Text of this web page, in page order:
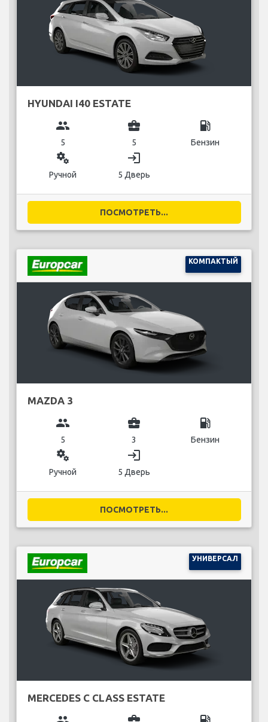
HYUNDAI I40 ESTATE
group
5
business_center
5
local_gas_station
Бензин
miscellaneous_services
Ручной
login
5 Дверь
ПОСМОТРЕТЬ...
КОМПАКТЫЙ
MAZDA 3
group
5
business_center
3
local_gas_station
Бензин
miscellaneous_services
Ручной
login
5 Дверь
ПОСМОТРЕТЬ...
УНИВЕРСАЛ
MERCEDES C CLASS ESTATE